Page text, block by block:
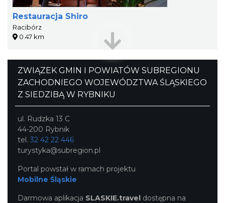
Restauracja Shiro
Racibórz
0.47 km
ZWIĄZEK GMIN I POWIATÓW SUBREGIONU
ZACHODNIEGO WOJEWÓDZTWA ŚLĄSKIEGO
Z SIEDZIBĄ W RYBNIKU
ul. Rudzka 13 C
44-200 Rybnik
tel. 32 42 22 446
turystyka@subregion.pl
Portal powstał w ramach projektu
Mobilne Śląskie
Darmowa aplikacja SLASKIE.travel dostępna na